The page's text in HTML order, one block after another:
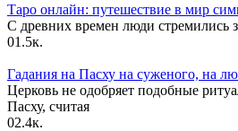
Таро онлайн: путешествие в мир
С древних времен люди стремились
01.5к.
Гадания на Пасху на суженого, на
Церковь не одобряет подобные
Пасху, считая
02.4к.